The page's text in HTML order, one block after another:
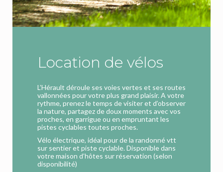
Location de vélos
L’Hérault déroule ses voies vertes et ses routes
vallonnées pour votre plus grand plaisir. A votre
rythme, prenez le temps de visiter et d’observer
la nature, partagez de doux moments avec vos
proches, en garrigue ou en empruntant les
pistes cyclables toutes proches.
Vélo électrique, idéal pour de la randonné vtt
sur sentier et piste cyclable. Disponible dans
votre maison d’hôtes sur réservation (selon
disponibilité)